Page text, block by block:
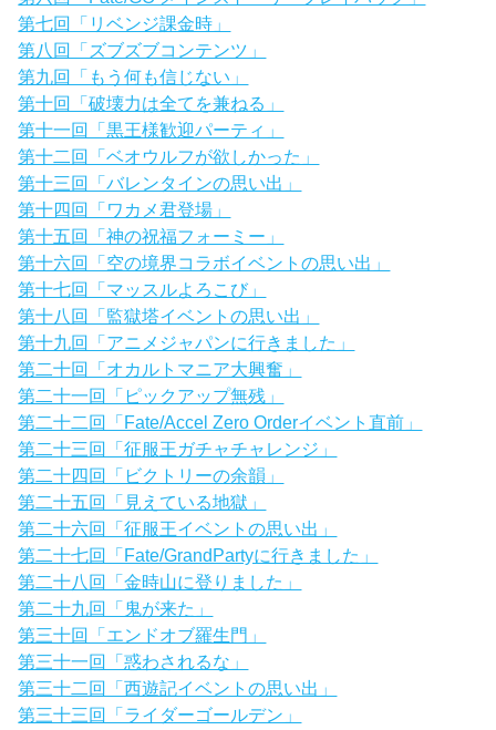
第七回「リベンジ課金時」
第八回「ズブズブコンテンツ」
第九回「もう何も信じない」
第十回「破壊力は全てを兼ねる」
第十一回「黒王様歓迎パーティ」
第十二回「ベオウルフが欲しかった」
第十三回「バレンタインの思い出」
第十四回「ワカメ君登場」
第十五回「神の祝福フォーミー」
第十六回「空の境界コラボイベントの思い出」
第十七回「マッスルよろこび」
第十八回「監獄塔イベントの思い出」
第十九回「アニメジャパンに行きました」
第二十回「オカルトマニア大興奮」
第二十一回「ピックアップ無残」
第二十二回「Fate/Accel Zero Orderイベント直前」
第二十三回「征服王ガチャチャレンジ」
第二十四回「ビクトリーの余韻」
第二十五回「見えている地獄」
第二十六回「征服王イベントの思い出」
第二十七回「Fate/GrandPartyに行きました」
第二十八回「金時山に登りました」
第二十九回「鬼が来た」
第三十回「エンドオブ羅生門」
第三十一回「惑わされるな」
第三十二回「西遊記イベントの思い出」
第三十三回「ライダーゴールデン」